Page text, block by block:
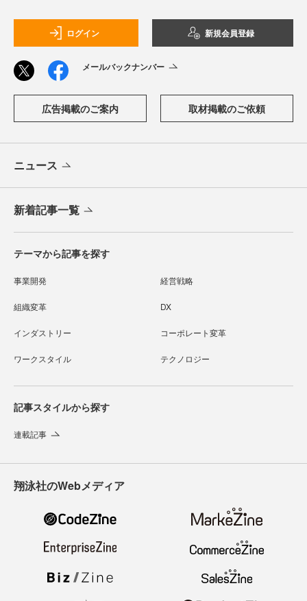
ログイン 新規会員登録
メールバックナンバー
広告掲載のご案内 取材掲載のご依頼
ニュース
新着記事一覧
テーマから記事を探す
事業開発 経営戦略
組織変革 DX
インダストリー コーポレート変革
ワークスタイル テクノロジー
記事スタイルから探す
連載記事
翔泳社のWebメディア